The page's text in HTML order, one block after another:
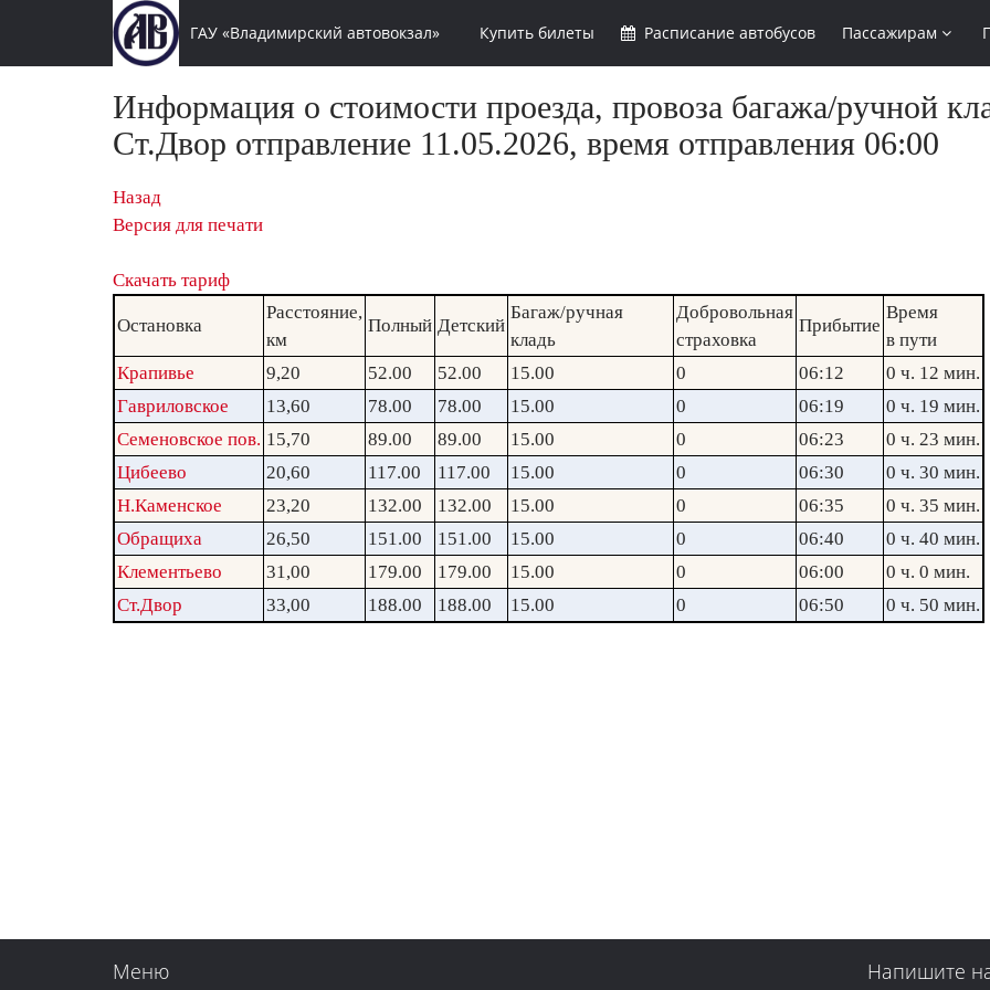
ГАУ «Владимирский автовокзал» Купить билеты Расписание автобусов Пассажирам
Информация о стоимости проезда, провоза багажа/ручной
Ст.Двор отправление 11.05.2026, время отправления 06:00
Назад
Версия для печати
Скачать тариф
Остановка
Расстояние,
км
Полный Детский
Багаж/ручная
кладь
Добровольная
страховка
Прибытие
Время
в пути
Крапивье
9,20 52.00 52.00 15.00 0 06:12
0 ч. 12 мин.
Гавриловское
13,60 78.00 78.00 15.00 0 06:19
0 ч. 19 мин.
Семеновское пов. 15,70 89.00 89.00 15.00 0 06:23
0 ч. 23 мин.
Цибеево
20,60 117.00 117.00 15.00 0 06:30
0 ч. 30 мин.
Н.Каменское
23,20 132.00 132.00 15.00 0 06:35
0 ч. 35 мин.
Обращиха
26,50 151.00 151.00 15.00 0 06:40
0 ч. 40 мин.
Клементьево
31,00 179.00 179.00 15.00 0 06:00
0 ч. 0 мин.
Ст.Двор
33,00 188.00 188.00 15.00 0 06:50 0 ч. 50 мин.
Меню Напишите